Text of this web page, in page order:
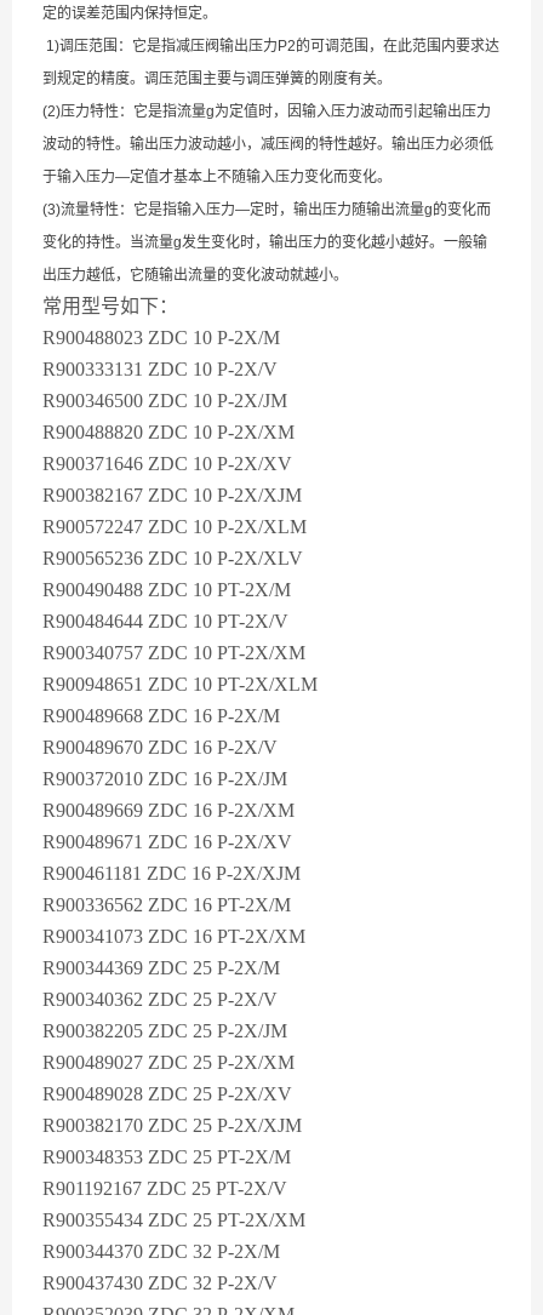
定的误差范围内保持恒定。
1)调压范围：它是指减压阀输出压力P2的可调范围，在此范围内要求达
到规定的精度。调压范围主要与调压弹簧的刚度有关。
(2)压力特性：它是指流量g为定值时，因输入压力波动而引起输出压力
波动的特性。输出压力波动越小，减压阀的特性越好。输出压力必须低
于输入压力—定值才基本上不随输入压力变化而变化。
(3)流量特性：它是指输入压力—定时，输出压力随输出流量g的变化而
变化的持性。当流量g发生变化时，输出压力的变化越小越好。一般输
出压力越低，它随输出流量的变化波动就越小。
常用型号如下：
R900488023 ZDC 10 P-2X/M
R900333131 ZDC 10 P-2X/V
R900346500 ZDC 10 P-2X/JM
R900488820 ZDC 10 P-2X/XM
R900371646 ZDC 10 P-2X/XV
R900382167 ZDC 10 P-2X/XJM
R900572247 ZDC 10 P-2X/XLM
R900565236 ZDC 10 P-2X/XLV
R900490488 ZDC 10 PT-2X/M
R900484644 ZDC 10 PT-2X/V
R900340757 ZDC 10 PT-2X/XM
R900948651 ZDC 10 PT-2X/XLM
R900489668 ZDC 16 P-2X/M
R900489670 ZDC 16 P-2X/V
R900372010 ZDC 16 P-2X/JM
R900489669 ZDC 16 P-2X/XM
R900489671 ZDC 16 P-2X/XV
R900461181 ZDC 16 P-2X/XJM
R900336562 ZDC 16 PT-2X/M
R900341073 ZDC 16 PT-2X/XM
R900344369 ZDC 25 P-2X/M
R900340362 ZDC 25 P-2X/V
R900382205 ZDC 25 P-2X/JM
R900489027 ZDC 25 P-2X/XM
R900489028 ZDC 25 P-2X/XV
R900382170 ZDC 25 P-2X/XJM
R900348353 ZDC 25 PT-2X/M
R901192167 ZDC 25 PT-2X/V
R900355434 ZDC 25 PT-2X/XM
R900344370 ZDC 32 P-2X/M
R900437430 ZDC 32 P-2X/V